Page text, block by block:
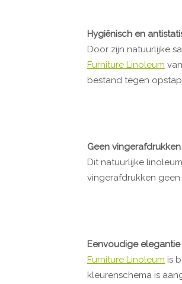
Hygiënisch en
Door zijn natuurlijke
Furniture Linoleum
bestand tegen
Geen vingerafdrukken
Dit natuurlijke
vingerafdrukken geen
Eenvoudige elegantie
Furniture Linoleum is
kleurenschema is